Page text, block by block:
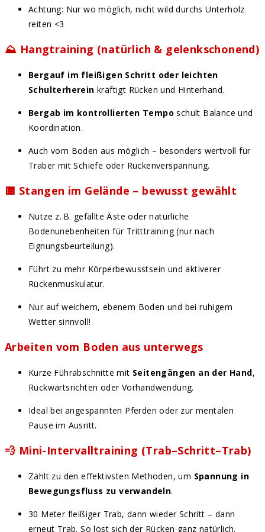
Achtung: Nur wo möglich, nicht wild durchs Unterholz
reiten <3
⛰️ Hangtraining (natürlich & gelenkschonend)
Bergauf im fleißigen Schritt oder leichten
Schulterhereinkräftigt Rücken und Hinterhand.
Bergab im kontrollierten Tempo schult Balance und
Koordination.
Auch vom Boden aus möglich – besonders wertvoll für
Traber mit Schiefe oder Rückenverspannung.
🟨 Stangen im Gelände – bewusst gewählt
Nutze z. B. gefällte Äste oder natürliche
Bodenunebenheiten für Tritttraining (nur nach
Eignungsbeurteilung).
Führt zu mehr Körperbewusstsein und aktiverer
Rückenmuskulatur.
Nur auf weichem, ebenem Boden und bei ruhigem
Wetter sinnvoll!
Arbeiten vom Boden aus unterwegs
Kurze Führabschnitte mit Seitengängen an der Hand,
Rückwärtsrichten oder Vorhandwendung.
Ideal bei angespannten Pferden oder zur mentalen
Pause im Ausritt.
💨 Mini-Intervalltraining (Trab–Schritt–Trab)
Zählt zu den effektivsten Methoden, um Spannung in
Bewegungsfluss zu verwandeln.
30 Meter fleißiger Trab, dann wieder Schritt – dann
erneut Trab. So löst sich der Rücken ganz natürlich.